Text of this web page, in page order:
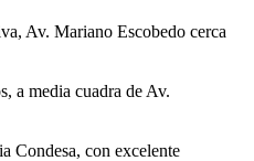
Av. Mariano Escobedo cerca
a media cuadra de Av.
Condesa, con excelente